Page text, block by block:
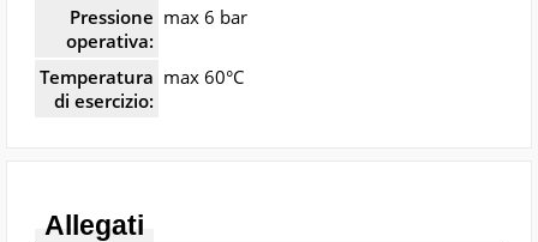
Pressione
operativa:
max 6 bar
Temperatura
di esercizio:
max 60°C
Allegati